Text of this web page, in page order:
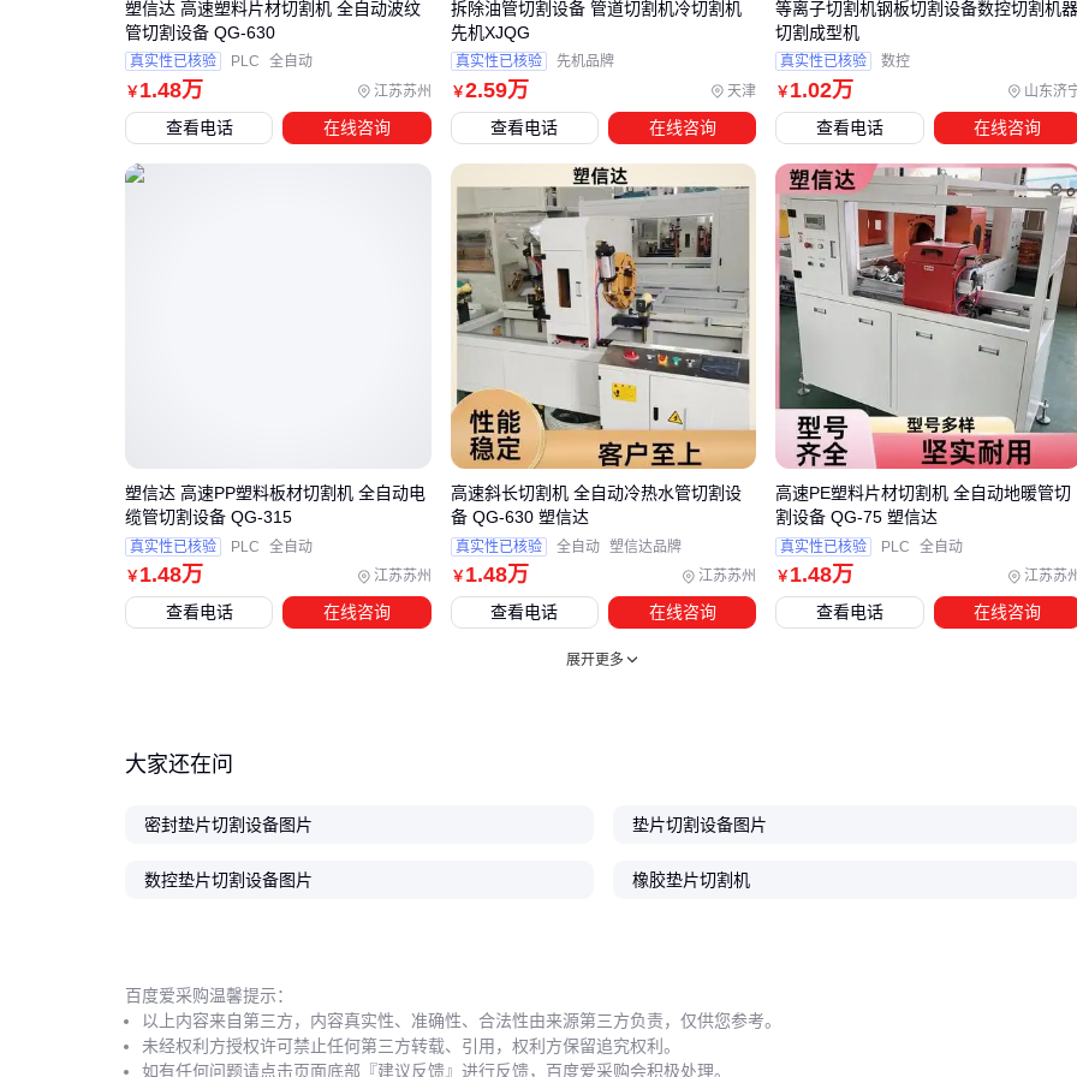
万件以上
：冲压线+自动送料系统，但需评估模具摊销成本
结论：小批量选柔性切割，大批量选冲压，超厚异形件考虑水
刀 →
四、容易被忽视的辅助系统：没有它们切割效率降40%
主设备到位后，这些配套环节直接影响产线流畅度：
材料预处理：四氟板材需恒温24小时消除内应力
废料收集：碎屑易静电吸附，
最好集成离子风
装置
在线检测
： 垫片抗穿刺性能仪 可嵌入流水线做全检
结论
：配套系统约占总投入15%-20%，但能避免主设备性能浪
费 →
五、为什么同样的设备寿命相差3倍？
操作细节决定设备真实使用寿命：
刀片维护：每8小时用酒精清洁特氟龙涂层，钝化后及时翻转
单。
￥1.48万 江苏苏州
塑信达 高速塑料片材切割机 全自动波纹
管切割设备 QG-630
真实性已核验 PLC 全自动
查看电话 在线咨询
￥2.59万 天津
拆除油管切割设备 管道切割机冷切割机
先机XJQG
真实性已核验 先机品牌
查看电话 在线咨询
￥1.02万 山东济
等离子切割机钢板切割设备数控切割机
切割成型机
真实性已核验 数控
查看电话 在线咨询
￥ 1.48万 江苏苏州
塑信达 高速PP塑料板材切割机 全自动电
缆管切割设备 QG-315
真实性已核验 PLC 全自动
查看电话 在线咨询
￥ 1.48万 江苏苏州
高速斜长切割机 全自动冷热水管切割设
备 QG-630 塑信达
真实性已核验 全自动 塑信达品牌
查看电话 在线咨询
￥ 1.48万 江苏苏
高速PE塑料片材切割机 全自动地暖管切
割设备 QG-75 塑信达
真实性已核验 PLC 全自动
查看电话 在线咨询
展开更多
大家还在问
密封垫片切割设备图片 垫片切割设备图片
数控垫片切割设备图片 橡胶垫片切割机
百度爱采购温馨提示：
以上内容来自第三方，内容真实性、准确性、合法性由来源第三方负责，仅供您参考。
未经权利方授权许可禁止任何第三方转载、引用，权利方保留追究权利。
如有任何问题请点击页面底部『建议反馈』进行反馈，百度爱采购会积极处理。